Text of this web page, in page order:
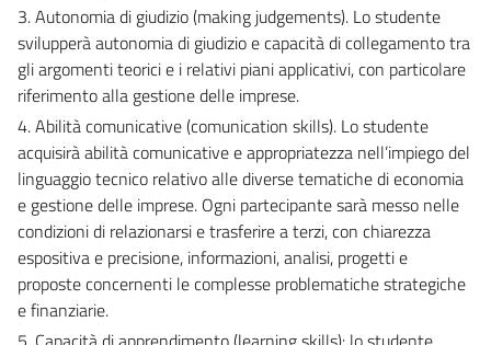
3. Autonomia di giudizio (making judgements). Lo studente
svilupperà autonomia di giudizio e capacità di collegamento tra
gli argomenti teorici e i relativi piani applicativi, con particolare
riferimento alla gestione delle imprese.
4. Abilità comunicative (comunication skills). Lo studente
acquisirà abilità comunicative e appropriatezza nell’impiego del
linguaggio tecnico relativo alle diverse tematiche di economia
e gestione delle imprese. Ogni partecipante sarà messo nelle
condizioni di relazionarsi e trasferire a terzi, con chiarezza
espositiva e precisione, informazioni, analisi, progetti e
proposte concernenti le complesse problematiche strategiche
e finanziarie.